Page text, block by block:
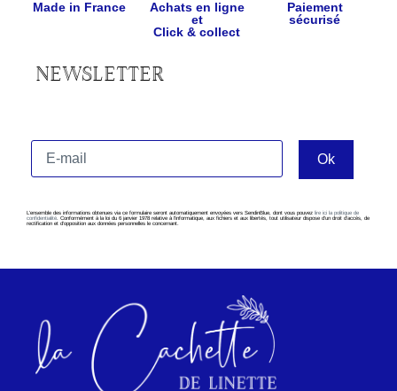
Made in France
Achats en ligne
et
Click & collect
Paiement
sécurisé
NEWSLETTER
L’ensemble des informations obtenues via ce formulaire seront automatiquement envoyées vers SendinBlue, dont vous pouvez lire ici la politique de
confidentialité . Conformément à la loi du 6 janvier 1978 relative à l’informatique, aux fichiers et aux libertés, tout utilisateur dispose d’un droit d’accès, de
rectification et d’opposition aux données personnelles le concernant.